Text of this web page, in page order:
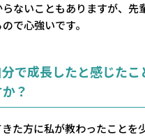
ないこともありますが、先
で心強いです。
で成長したと感じたこ
？
た方に私が教わったことを